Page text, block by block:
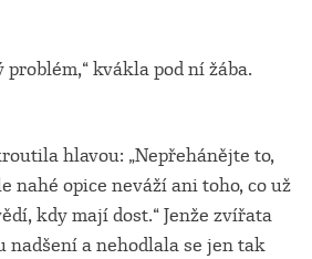
problém,“ kvákla pod ní žába.
hlavou: „Nepřehánějte to,
nahé opice neváží ani toho, co už
kdy mají dost.“ Jenže zvířata
nadšení a nehodlala se jen tak